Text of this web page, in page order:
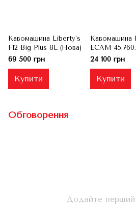
Кавомашина Liberty`s
F12 Big Plus 8L (Нова)
69 500 грн
Купити
Кавомашина
ECAM
Cappuccino
24 100 грн
Купити
Обговорення
Додайте перший